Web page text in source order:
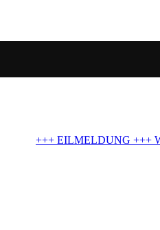
BVB bereitet All-in-Angebot für